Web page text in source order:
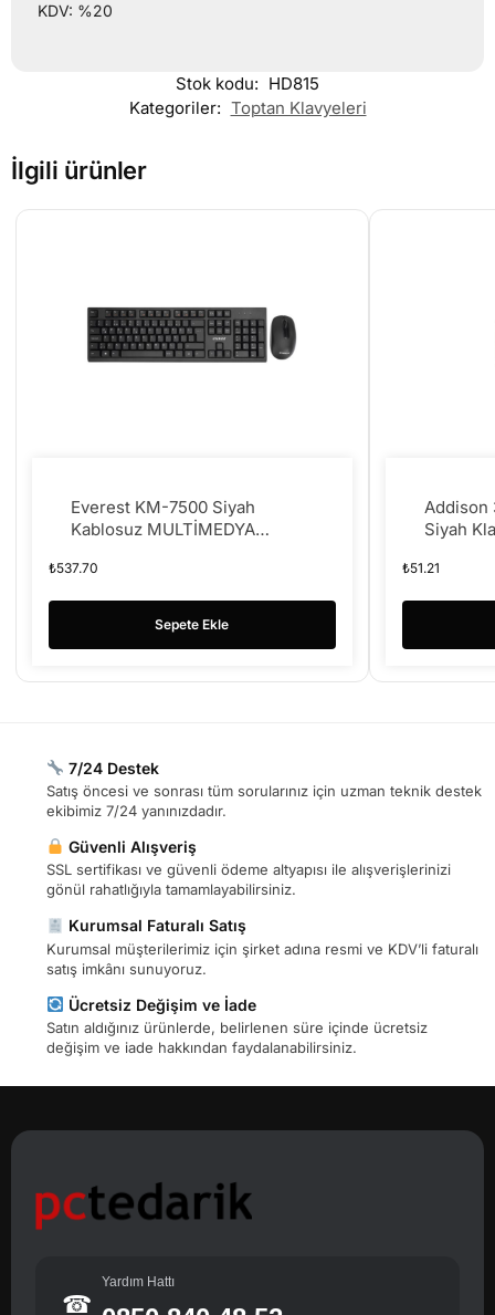
KDV: %20
Stok kodu: HD815
Kategoriler: Toptan Klavyeleri
İlgili ürünler
Everest KM-7500 Siyah
Kablosuz MULTİMEDYA
₺537.70
Sepete Ekle
Addison
Siyah
₺51.21
7/24 Destek
Satış öncesi ve sonrası tüm sorularınız için uzman teknik destek
ekibimiz 7/24 yanınızdadır.
Güvenli Alışveriş
SSL sertifikası ve güvenli ödeme altyapısı ile alışverişlerinizi
gönül rahatlığıyla tamamlayabilirsiniz.
Kurumsal Faturalı Satış
Kurumsal müşterilerimiz için şirket adına resmi ve KDV’li faturalı
satış imkânı sunuyoruz.
Ücretsiz Değişim ve İade
Satın aldığınız ürünlerde, belirlenen süre içinde ücretsiz
değişim ve iade hakkından faydalanabilirsiniz.
☎
Yardım Hattı